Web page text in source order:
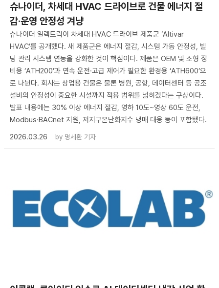
슈나이더, 차세대 HVAC 드라이브로 건물 에너지 절
감·운영 안정성 겨냥
슈나이더 일렉트릭이 차세대 HVAC 드라이브 제품군 ‘Altivar
HVAC’를 공개했다. 새 제품군은 에너지 절감, 시스템 가동 안정성, 빌
딩 관리 시스템 연동을 강화한 것이 핵심이다. 제품은 OEM 및 소형 장
비용 ‘ATH200’과 연속 운전·고급 제어가 필요한 환경용 ‘ATH600’으
로 나뉜다. 회사는 상업용 건물은 물론 병원, 공항, 데이터센터 등 공조
설비의 안정성이 중요한 시설까지 적용 범위를 넓히겠다는 구상이다.
발표 내용에는 30% 이상 에너지 절감, 영하 10도~영상 60도 운전,
Modbus·BACnet 지원, 저지구온난화지수 냉매 대응 등이 포함됐다.
2026.03.26
by 명세환 기자